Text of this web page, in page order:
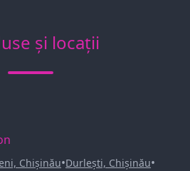
și locații
Chișinău•Durlești, Chișinău•